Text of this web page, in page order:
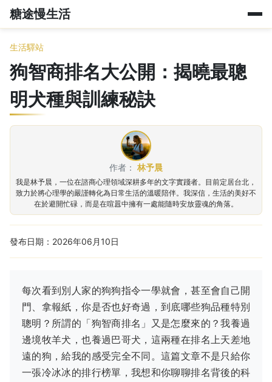
糖途慢生活
生活驛站
狗智商排名大公開：揭曉最聰
明犬種與訓練秘訣
作者： 林予晨
我是林予晨，一位在諮商心理領域深耕多年的文字實踐者。目前定居台北，
致力於將心理學的嚴謹轉化為日常生活的溫暖陪伴。我深信，生活的美好不
在於避開忙碌，而是在喧囂中擁有一處能隨時安放靈魂的角落。
發布日期：2026年06月10日
每次看到別人家的狗狗指令一學就會，甚至會自己開
門、拿報紙，你是否也好奇過，到底哪些狗品種特別
聰明？所謂的「狗智商排名」又是怎麼來的？我養過
邊境牧羊犬，也養過巴哥犬，這兩種在排名上天差地
遠的狗，給我的感受完全不同。這篇文章不是只給你
一張冷冰冰的排行榜單，我想和你聊聊排名背後的科